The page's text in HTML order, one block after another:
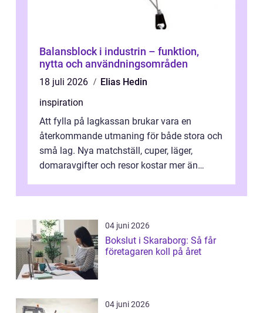
Balansblock i industrin – funktion,
nytta och användningsområden
18 juli 2026
Elias Hedin
inspiration
Att fylla på lagkassan brukar vara en
återkommande utmaning för både stora och
små lag. Nya matchställ, cuper, läger,
domaravgifter och resor kostar mer än
behöver...
04 juni 2026
Bokslut i Skaraborg: Så får
företagaren koll på året
04 juni 2026